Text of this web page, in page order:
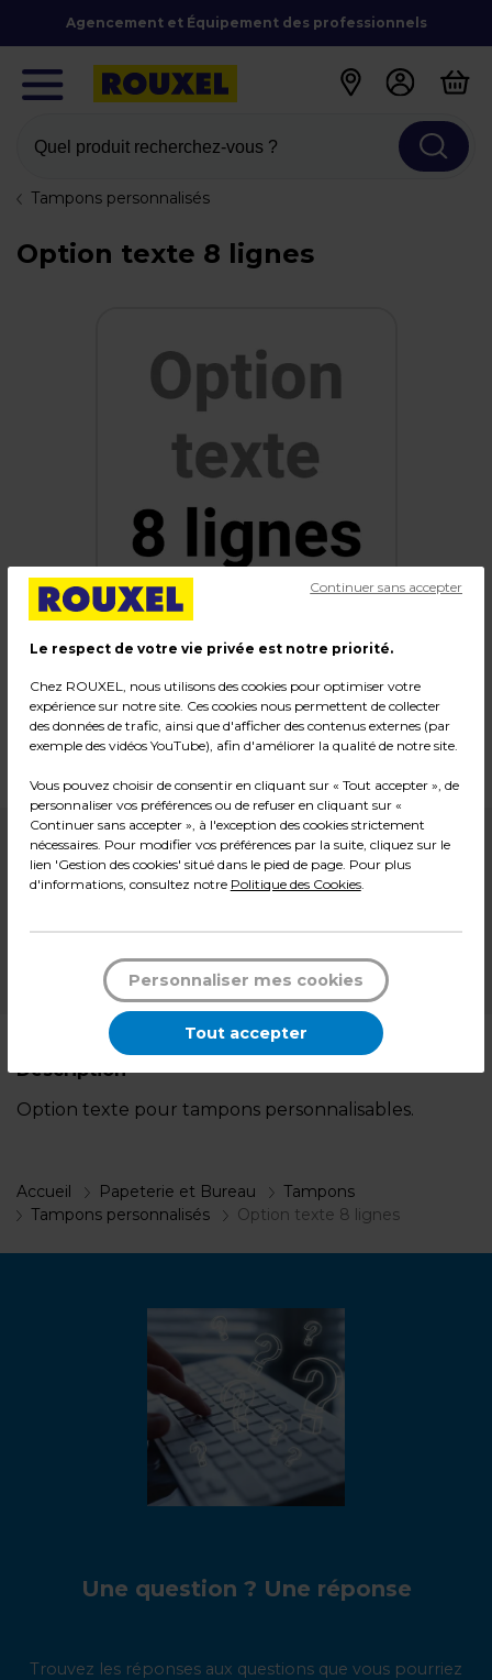
Agencement et Équipement des professionnels
Quel produit recherchez-vous ?
Tampons personnalisés
Option texte 8 lignes
Option texte 8 lignes
Code :22084
DISPONIBLE SUR COMMANDE
NOUS CONSULTER
*Des frais de livraison et d'emballage peuvent s'ajouter.
Description
Option texte pour tampons personnalisables.
Accueil Papeterie et Bureau
Tampons
Tampons personnalisés
Option texte 8 lignes
Une question ? Une réponse
Trouvez les réponses aux questions que vous pourriez
Le respect de votre vie privée est notre priorité.
Chez ROUXEL, nous utilisons des cookies pour optimiser votre
expérience sur notre site. Ces cookies nous permettent de collecter
des données de trafic, ainsi que d'afficher des contenus externes (par
exemple des vidéos YouTube), afin d'améliorer la qualité de notre site.
Vous pouvez choisir de consentir en cliquant sur « Tout accepter », de
personnaliser vos préférences ou de refuser en cliquant sur «
Continuer sans accepter », à l'exception des cookies strictement
nécessaires. Pour modifier vos préférences par la suite, cliquez sur le
lien 'Gestion des cookies' situé dans le pied de page. Pour plus
d'informations, consultez notre Politique des Cookies.
Continuer sans accepter
Personnaliser mes cookies
Tout accepter